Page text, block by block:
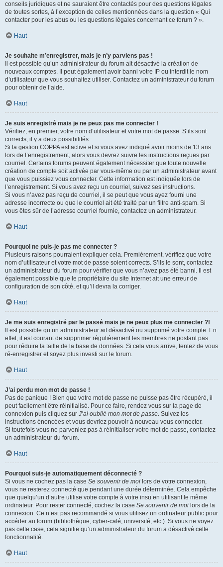
conseils juridiques et ne sauraient être contactés pour des questions légales
de toutes sortes, à l’exception de celles mentionnées dans la question « Qui
contacter pour les abus ou les questions légales concernant ce forum ? ».
Haut
Je souhaite m’enregistrer, mais je n’y parviens pas !
Il est possible qu’un administrateur du forum ait désactivé la création de
nouveaux comptes. Il peut également avoir banni votre IP ou interdit le nom
d’utilisateur que vous souhaitez utiliser. Contactez un administrateur du forum
pour obtenir de l’aide.
Haut
Je suis enregistré mais je ne peux pas me connecter !
Vérifiez, en premier, votre nom d’utilisateur et votre mot de passe. S’ils sont
corrects, il y a deux possibilités :
Si la gestion COPPA est active et si vous avez indiqué avoir moins de 13 ans
lors de l’enregistrement, alors vous devrez suivre les instructions reçues par
courriel. Certains forums peuvent également nécessiter que toute nouvelle
création de compte soit activée par vous-même ou par un administrateur avant
que vous puissiez vous connecter. Cette information est indiquée lors de
l’enregistrement. Si vous avez reçu un courriel, suivez ses instructions.
Si vous n’avez pas reçu de courriel, il se peut que vous ayez fourni une
adresse incorrecte ou que le courriel ait été traité par un filtre anti-spam. Si
vous êtes sûr de l’adresse courriel fournie, contactez un administrateur.
Haut
Pourquoi ne puis-je pas me connecter ?
Plusieurs raisons pourraient expliquer cela. Premièrement, vérifiez que votre
nom d’utilisateur et votre mot de passe soient corrects. S’ils le sont, contactez
un administrateur du forum pour vérifier que vous n’avez pas été banni. Il est
également possible que le propriétaire du site Internet ait une erreur de
configuration de son côté, et qu’il devra la corriger.
Haut
Je me suis enregistré par le passé mais je ne peux plus me connecter ?!
Il est possible qu’un administrateur ait désactivé ou supprimé votre compte. En
effet, il est courant de supprimer régulièrement les membres ne postant pas
pour réduire la taille de la base de données. Si cela vous arrive, tentez de vous
ré-enregistrer et soyez plus investi sur le forum.
Haut
J’ai perdu mon mot de passe !
Pas de panique ! Bien que votre mot de passe ne puisse pas être récupéré, il
peut facilement être réinitialisé. Pour ce faire, rendez vous sur la page de
connexion puis cliquez sur J’ai oublié mon mot de passe. Suivez les
instructions énoncées et vous devriez pouvoir à nouveau vous connecter.
Si toutefois vous ne parveniez pas à réinitialiser votre mot de passe, contactez
un administrateur du forum.
Haut
Pourquoi suis-je automatiquement déconnecté ?
Si vous ne cochez pas la case Se souvenir de moi lors de votre connexion,
vous ne resterez connecté que pendant une durée déterminée. Cela empêche
que quelqu’un d’autre utilise votre compte à votre insu en utilisant le même
ordinateur. Pour rester connecté, cochez la case Se souvenir de moi lors de la
connexion. Ce n’est pas recommandé si vous utilisez un ordinateur public pour
accéder au forum (bibliothèque, cyber-café, université, etc.). Si vous ne voyez
pas cette case, cela signifie qu’un administrateur du forum a désactivé cette
fonctionnalité.
Haut